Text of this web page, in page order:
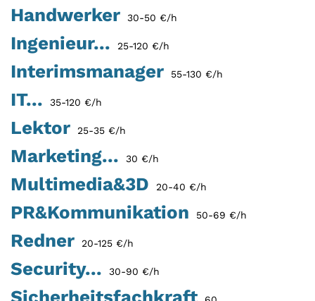
Handwerker 30-50 €/h
Ingenieur... 25-120 €/h
Interimsmanager 55-130 €/h
IT... 35-120 €/h
Lektor 25-35 €/h
Marketing... 30 €/h
Multimedia&3D 20-40 €/h
PR&Kommunikation 50-69 €/h
Redner 20-125 €/h
Security... 30-90 €/h